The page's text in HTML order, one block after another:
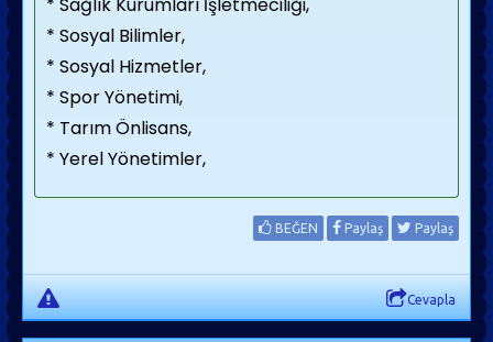
* Sosyal Bilimler,
* Sosyal Hizmetler,
* Spor Yönetimi,
* Tarım Önlisans,
* Yerel Yönetimler,
BEĞEN Paylaş Paylaş
Cevapla